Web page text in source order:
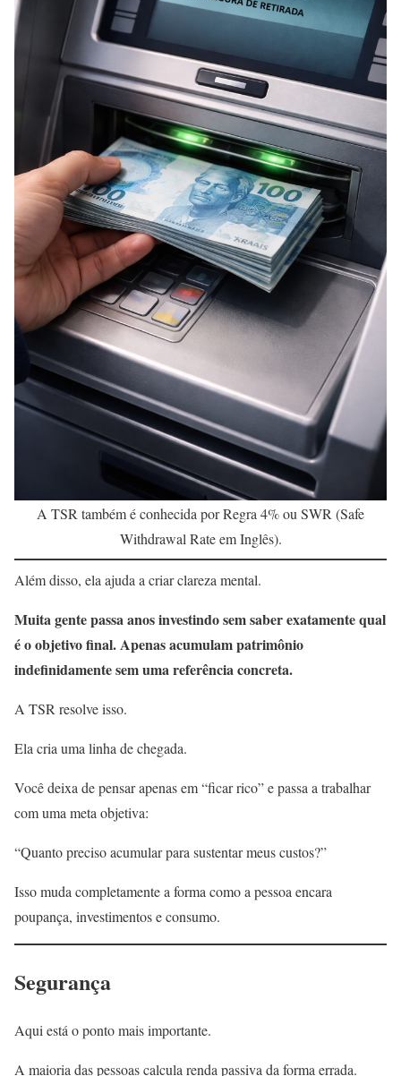
A TSR também é conhecida por Regra 4% ou SWR (Safe
Withdrawal Rate em Inglês).
Além disso, ela ajuda a criar clareza mental.
Muita gente passa anos investindo sem saber exatamente qual
é o objetivo final. Apenas acumulam patrimônio
indefinidamente sem uma referência concreta.
A TSR resolve isso.
Ela cria uma linha de chegada.
Você deixa de pensar apenas em “ficar rico” e passa a trabalhar
com uma meta objetiva:
“Quanto preciso acumular para sustentar meus custos?”
Isso muda completamente a forma como a pessoa encara
poupança, investimentos e consumo.
Segurança
Aqui está o ponto mais importante.
A maioria das pessoas calcula renda passiva da forma errada.